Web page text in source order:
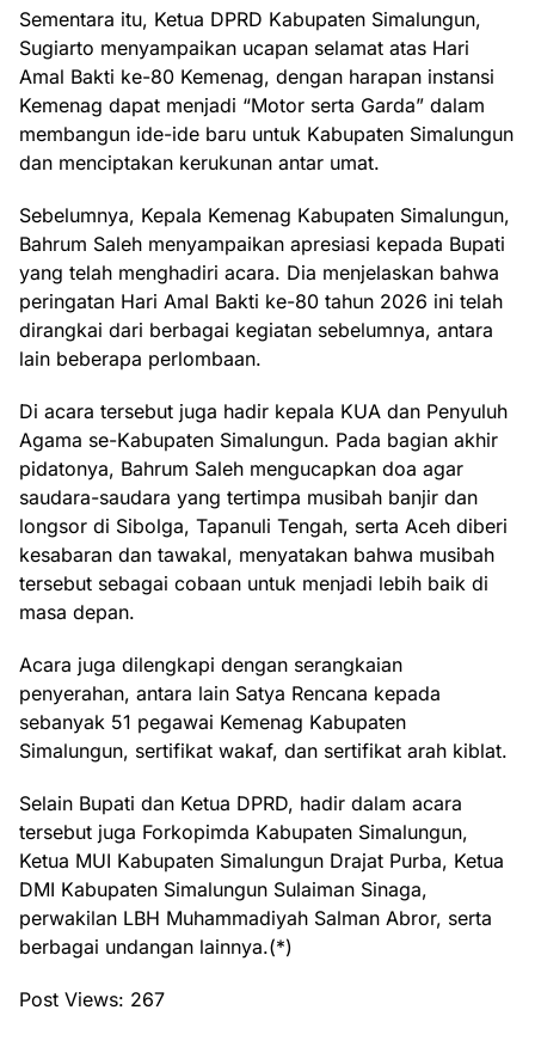
Sementara itu, Ketua DPRD Kabupaten Simalungun,
Sugiarto menyampaikan ucapan selamat atas Hari
Amal Bakti ke-80 Kemenag, dengan harapan instansi
Kemenag dapat menjadi “Motor serta Garda” dalam
membangun ide-ide baru untuk Kabupaten Simalungun
dan menciptakan kerukunan antar umat.
Sebelumnya, Kepala Kemenag Kabupaten Simalungun,
Bahrum Saleh menyampaikan apresiasi kepada Bupati
yang telah menghadiri acara. Dia menjelaskan bahwa
peringatan Hari Amal Bakti ke-80 tahun 2026 ini telah
dirangkai dari berbagai kegiatan sebelumnya, antara
lain beberapa perlombaan.
Di acara tersebut juga hadir kepala KUA dan Penyuluh
Agama se-Kabupaten Simalungun. Pada bagian akhir
pidatonya, Bahrum Saleh mengucapkan doa agar
saudara-saudara yang tertimpa musibah banjir dan
longsor di Sibolga, Tapanuli Tengah, serta Aceh diberi
kesabaran dan tawakal, menyatakan bahwa musibah
tersebut sebagai cobaan untuk menjadi lebih baik di
masa depan.
Acara juga dilengkapi dengan serangkaian
penyerahan, antara lain Satya Rencana kepada
sebanyak 51 pegawai Kemenag Kabupaten
Simalungun, sertifikat wakaf, dan sertifikat arah kiblat.
Selain Bupati dan Ketua DPRD, hadir dalam acara
tersebut juga Forkopimda Kabupaten Simalungun,
Ketua MUI Kabupaten Simalungun Drajat Purba, Ketua
DMI Kabupaten Simalungun Sulaiman Sinaga,
perwakilan LBH Muhammadiyah Salman Abror, serta
berbagai undangan lainnya.(*)
Post Views: 267